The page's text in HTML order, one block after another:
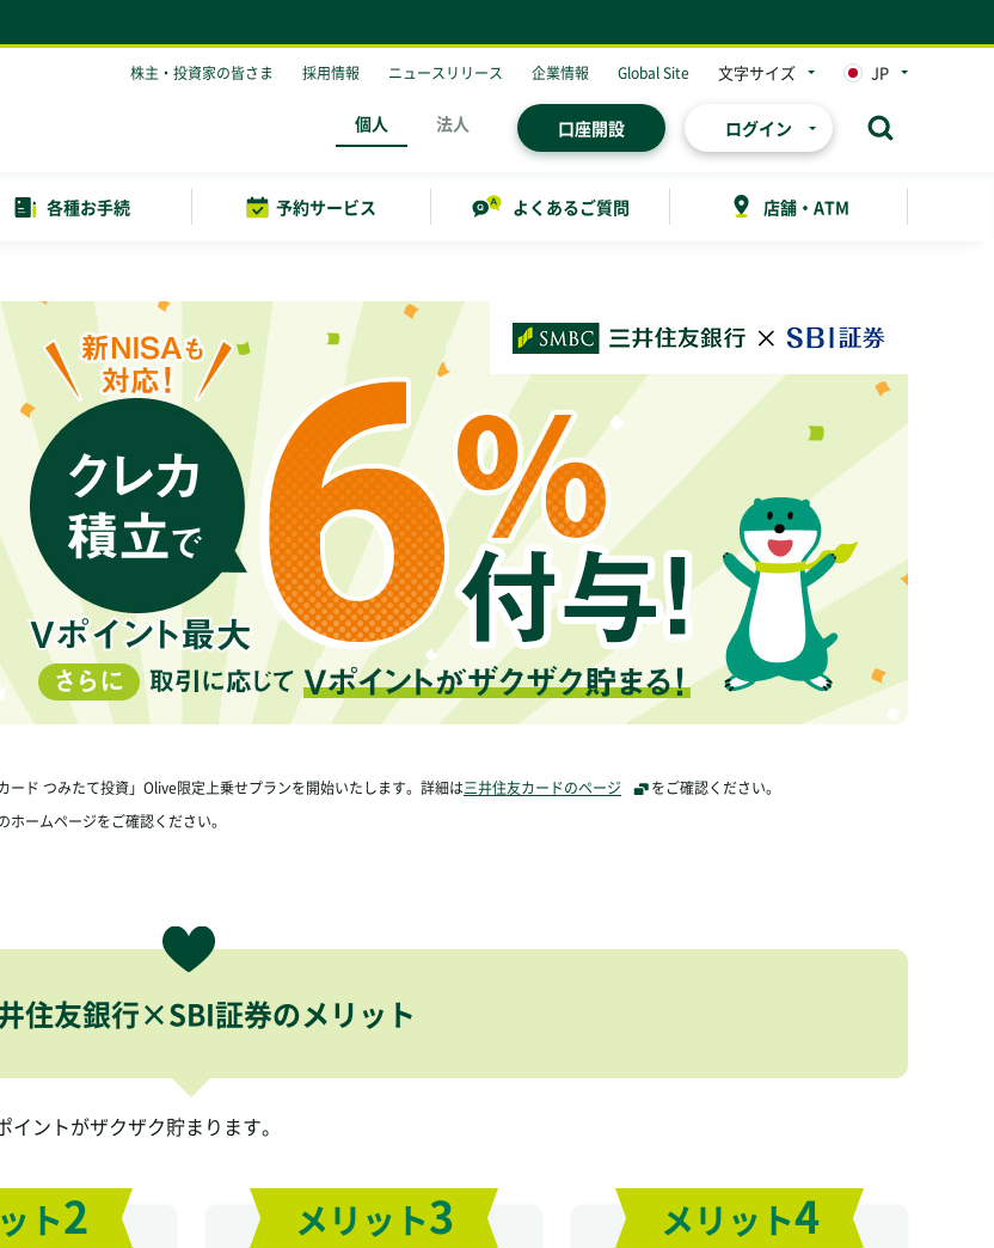
株主・投資家の皆さま 採用情報 ニュースリリース 企業情報 Global Site 文字サイズ JP
個人 法人 口座開設 ログイン
各種お手続 予約サービス よくあるご質問 店舗・ATM
ド つみたて投資」Olive限定上乗せプランを開始いたします。詳細は三井住友カードのページ
をご確認ください。
ームページをご確認ください。
住友銀行×SBI証券のメリット
ントがザクザク貯まります。
ト2 メリット3 メリット4